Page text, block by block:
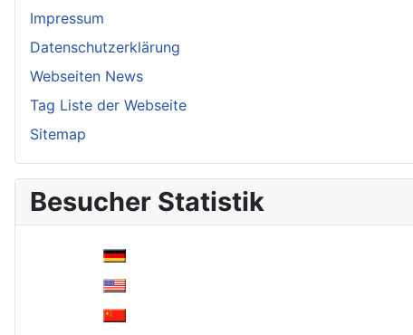
Impressum
Datenschutzerklärung
Webseiten News
Tag Liste der Webseite
Sitemap
Besucher Statistik